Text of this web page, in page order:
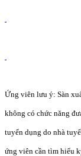
Ứng viên lưu ý: Sàn
không có chức năng
tuyển dụng do nhà
ứng viên cần tìm hiểu